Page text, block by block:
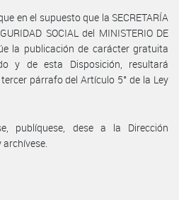
en el supuesto que la SECRETARÍA
SOCIAL del MINISTERIO DE
la publicación de carácter gratuita
y de esta Disposición, resultará
párrafo del Artículo 5° de la Ley
publíquese, dese a la Dirección